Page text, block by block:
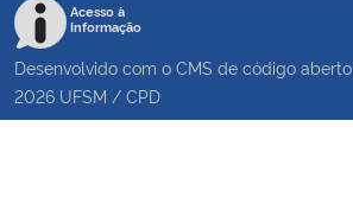
Acesso à
Informação
Desenvolvido com o CMS de código aberto
2026 UFSM / CPD